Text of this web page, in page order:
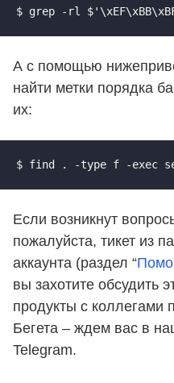
$ grep -rl
А с помощью
найти метки порядка
их:
$ find . -type f -exec
Если возникнут
пожалуйста, тикет из
аккаунта (раздел “
вы захотите обсудить
продукты с коллегами
Бегета – ждем вас в
Telegram.